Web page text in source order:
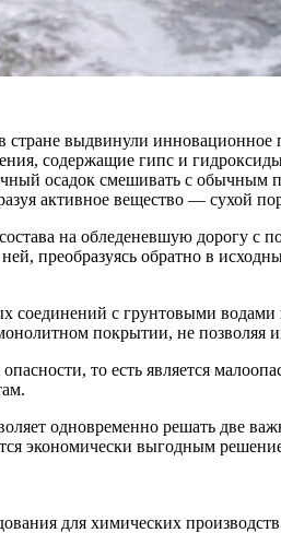
выдвинули инновационное
содержащие гипс и
осадок смешивать с обычным
активное вещество — сухой
на обледеневшую дорогу
преобразуясь обратно в
с грунтовыми водами
покрытии, не позволяя
то есть является
одновременно решать две
экономически выгодным
для химических